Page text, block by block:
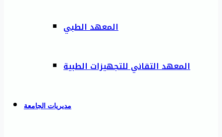
المعهد الطبي
المعهد التقاني للتجهيزات الطبية
مديريات الجامعة